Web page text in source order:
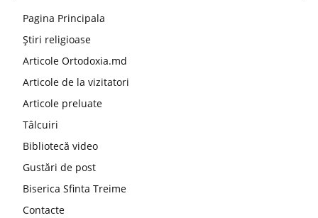
Pagina Principala
Știri religioase
Articole Ortodoxia.md
Articole de la vizitatori
Articole preluate
Tâlcuiri
Bibliotecă video
Gustări de post
Biserica Sfinta Treime
Contacte